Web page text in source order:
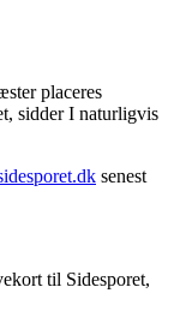
placeres
sidder I naturligvis
senest
til Sidesporet,